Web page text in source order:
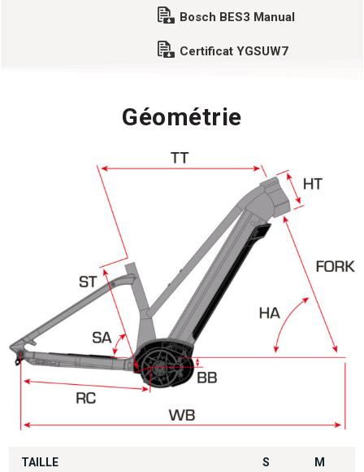
Bosch BES3 Manual
Certificat YGSUW7
Géométrie
TAILLE S M